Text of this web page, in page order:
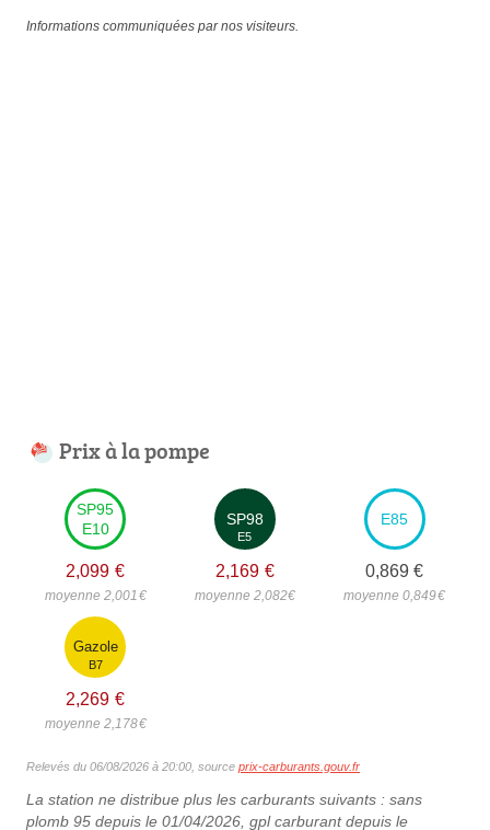
Informations communiquées par nos visiteurs.
Prix à la pompe
SP95
E10
2,099 €
moyenne 2,001 €
SP98
E5
2,169 €
moyenne 2,082€
E85
0,869 €
moyenne 0,849€
Gazole
B7
2,269 €
moyenne 2,178€
Relevés du 06/08/2026 à 20:00, source prix-carburants.gouv.fr
La station ne distribue plus les carburants suivants : sans
plomb 95 depuis le 01/04/2026, gpl carburant depuis le